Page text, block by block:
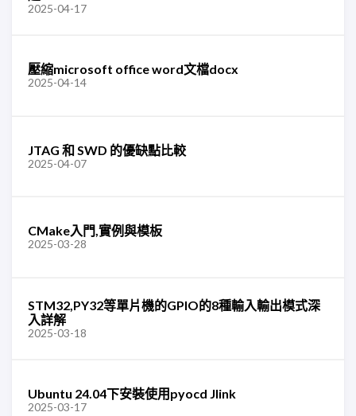
2025-04-17
壓縮microsoft office word文檔docx
2025-04-14
JTAG 和 SWD 的優缺點比較
2025-04-07
CMake入門,實例與模板
2025-03-28
STM32,PY32等單片機的GPIO的8種輸入輸出模式深
入詳解
2025-03-18
Ubuntu 24.04下安裝使用pyocd Jlink
2025-03-17